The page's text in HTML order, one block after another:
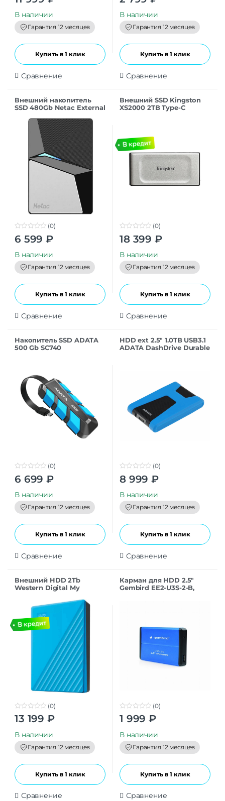
t
o
f
5
В наличии
Гарантия 12 месяцев
Купить в 1 клик
Сравнение
t
o
f
5
В наличии
Гарантия 12 месяцев
Купить в 1 клик
Сравнение
Внешний накопитель
SSD 480Gb Netac External
480G-32BK)
0
o
t
o
f
5
(0)
6 599 ₽
В наличии
Гарантия 12 месяцев
Купить в 1 клик
Сравнение
Внешний SSD Kingston
XS2000 2TB Type-C
0
t
o
f
5
(0)
18 399 ₽
В наличии
Гарантия 12 месяцев
Купить в 1 клик
Сравнение
Накопитель SSD ADATA
500 Gb SC740
0
o
t
o
f
5
(0)
6 699 ₽
В наличии
Гарантия 12 месяцев
Купить в 1 клик
Сравнение
HDD ext 2.5″ 1.0TB USB3.1
ADATA DashDrive Durable
0
o
t
o
f
5
(0)
8 999 ₽
В наличии
Гарантия 12 месяцев
Купить в 1 клик
Сравнение
Внешний HDD 2Tb
Western Digital My
(WDBYVG0020BBL-
WESN)
0
t
o
f
5
(0)
13 199 ₽
В наличии
Гарантия 12 месяцев
Купить в 1 клик
Сравнение
Карман для HDD 2.5″
Gembird EE2-U3S-2-B,
0
t
o
f
5
(0)
1 999 ₽
В наличии
Гарантия 12 месяцев
Купить в 1 клик
Сравнение